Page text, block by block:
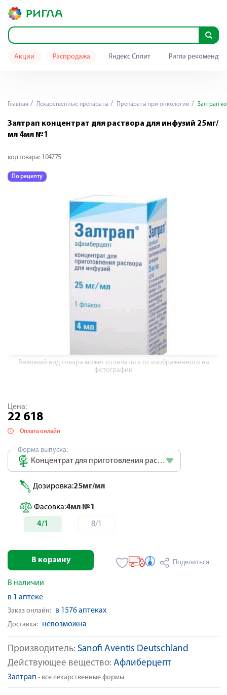
Акции Распродажа Яндекс Сплит Ригла
Главная Лекарственные препараты Препараты при онкологии Залтрап
Залтрап концентрат для раствора для инфузий 25мг/
мл 4мл №1
код товара: 104775
По рецепту
Внешний вид товара может отличаться от изображённого на
фотографии
Производитель: Sanofi Aventis Deutschland
Действующее вещество: Афлиберцепт
Залтрап - все лекарственные формы
Цена:
22 618
Оплата онлайн
Форма выпуска:
Концентрат для приготовления раствора
Дозировка:25мг/мл
Фасовка:4мл №1
4/1 8/1
В корзину Поделиться
В наличии
в 1 аптеке
Заказ онлайн: в 1576 аптеках
Доставка: невозможна